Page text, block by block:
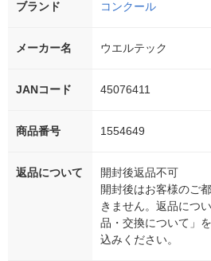
ブランド コンクール
メーカー名 ウエルテック
JANコード 45076411
商品番号 1554649
返品について
開封後返品不可
開封後はお客様のご
きません。返品につ
品・交換について」
込みください。